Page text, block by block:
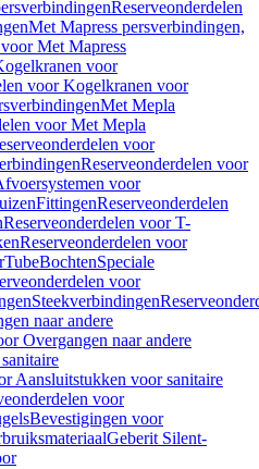
Reserveonderdelen
Met Mapress persverbindingen,
Met Mapress
voor
voor Kogelkranen voor
Met Mepla
voor Met Mepla
voor
Reserveonderdelen voor
voor
FittingenReserveonderdelen
Reserveonderdelen voor T-
Reserveonderdelen voor
BochtenSpeciale
voor
Steekverbindingen
naar andere
Overgangen naar andere
Aansluitstukken voor sanitaire
voor
Bevestigingen voor
Geberit Silent-